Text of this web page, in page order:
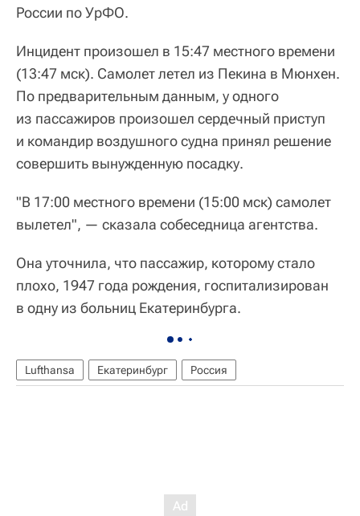
России по УрФО.
Инцидент произошел в 15:47 местного времени
(13:47 мск). Самолет летел из Пекина в Мюнхен.
По предварительным данным, у одного
из пассажиров произошел сердечный приступ
и командир воздушного судна принял решение
совершить вынужденную посадку.
"В 17:00 местного времени (15:00 мск) самолет
вылетел", — сказала собеседница агентства.
Она уточнила, что пассажир, которому стало
плохо, 1947 года рождения, госпитализирован
в одну из больниц Екатеринбурга.
Lufthansa Екатеринбург Россия